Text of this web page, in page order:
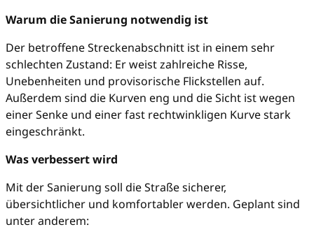
Warum die Sanierung notwendig ist
Der betroffene Streckenabschnitt ist in einem sehr
schlechten Zustand: Er weist zahlreiche Risse,
Unebenheiten und provisorische Flickstellen auf.
Außerdem sind die Kurven eng und die Sicht ist wegen
einer Senke und einer fast rechtwinkligen Kurve stark
eingeschränkt.
Was verbessert wird
Mit der Sanierung soll die Straße sicherer,
übersichtlicher und komfortabler werden. Geplant sind
unter anderem: